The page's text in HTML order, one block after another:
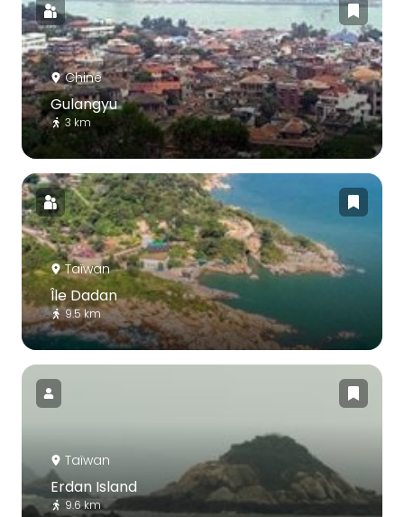
Chine
Gulangyu
3 km
Taïwan
Île Dadan
9.5 km
Taïwan
Erdan Island
9.6 km